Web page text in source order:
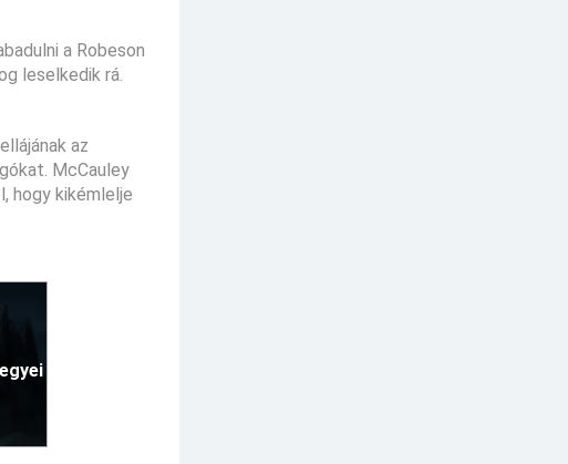
a Robeson
leselkedik rá.
az
McCauley
hogy kikémlelje